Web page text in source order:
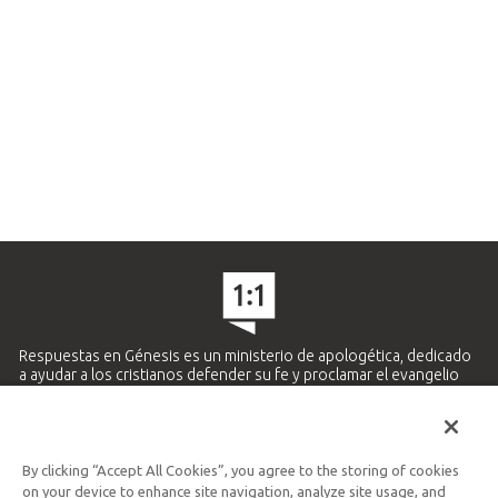
Respuestas en Génesis es un ministerio de apologética, dedicado
a ayudar a los cristianos defender su fe y proclamar el evangelio
Ministerio Hispano y Latinoamericano
By clicking “Accept All Cookies”, you agree to the storing of cookies
on your device to enhance site navigation, analyze site usage, and